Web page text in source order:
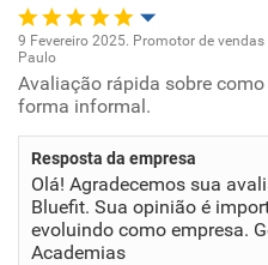
Oportunidade de promoção
Conciliação com a vida
Benefícios
9 Fevereiro 2025. Promotor de
Paulo
Avaliação rápida sobre
forma informal.
Resposta da empresa
Olá! Agradecemos sua
Bluefit. Sua opinião é
evoluindo como empresa.
Academias